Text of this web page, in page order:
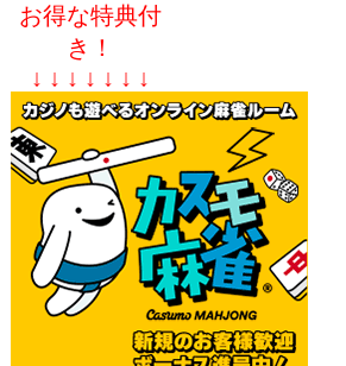
お得な特典付
き！
↓ ↓ ↓ ↓ ↓ ↓ ↓